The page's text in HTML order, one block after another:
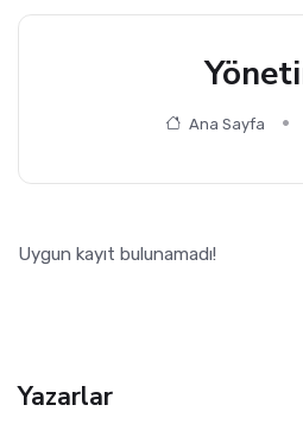
Ana Sayfa
Uygun kayıt bulunamadı!
Yazarlar